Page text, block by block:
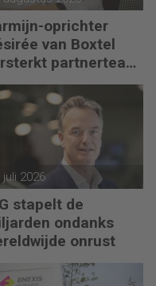
oprichter
van Boxtel
partnerteam
Capabel
juli 2026
stapelt de
ondanks
onrust